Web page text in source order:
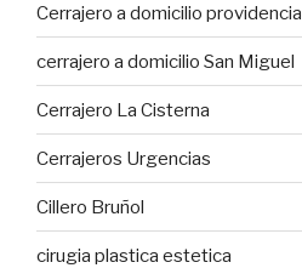
Cerrajero a domicilio providencia
cerrajero a domicilio San Miguel
Cerrajero La Cisterna
Cerrajeros Urgencias
Cillero Bruñol
cirugia plastica estetica